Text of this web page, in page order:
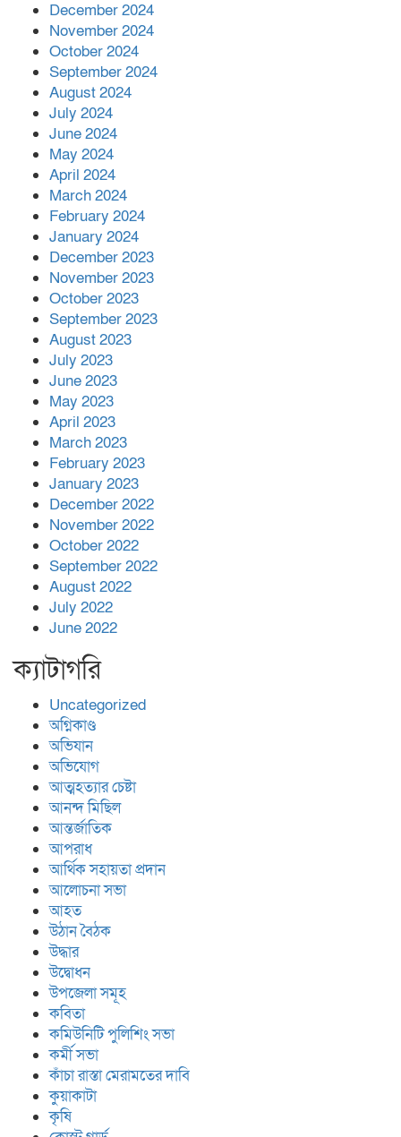
December 2024
November 2024
October 2024
September 2024
August 2024
July 2024
June 2024
May 2024
April 2024
March 2024
February 2024
January 2024
December 2023
November 2023
October 2023
September 2023
August 2023
July 2023
June 2023
May 2023
April 2023
March 2023
February 2023
January 2023
December 2022
November 2022
October 2022
September 2022
August 2022
July 2022
June 2022
ক্যাটাগরি
Uncategorized
অগ্নিকাণ্ড
অভিযান
অভিযোগ
আত্মহত্যার চেষ্টা
আনন্দ মিছিল
আন্তর্জাতিক
আপরাধ
আর্থিক সহায়তা প্রদান
আলোচনা সভা
আহত
উঠান বৈঠক
উদ্ধার
উদ্বোধন
উপজেলা সমূহ
কবিতা
কমিউনিটি পুলিশিং সভা
কর্মী সভা
কাঁচা রাস্তা মেরামতের দাবি
কুয়াকাটা
কৃষি